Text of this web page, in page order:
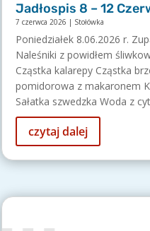
Jadłospis 8 – 12
7 czerwca 2026 | Stołówka
Poniedziałek 8.06.2026 r.
Naleśniki z powidłem
Cząstka kalarepy Cząstka
pomidorowa z makaronem
Sałatka szwedzka Woda z
czytaj dalej